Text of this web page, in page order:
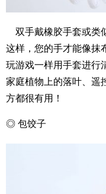
双手戴橡胶手套或类
这样，您的手才能像抹
玩游戏一样用手套进行
家庭植物上的落叶、遥
方都很有用！
◎ 包饺子